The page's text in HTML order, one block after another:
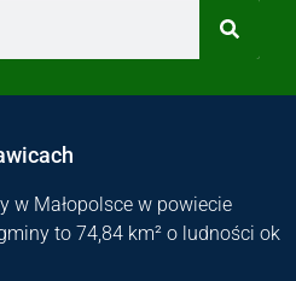
w Małopolsce w powiecie
to 74,84 km² o ludności ok